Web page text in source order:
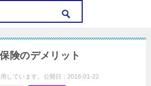
険のデメリット
しています。 公開日： 2016-01-22